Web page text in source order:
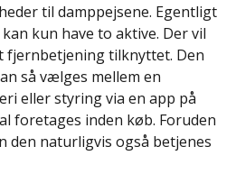
til damppejsene. Egentligt
kun have to aktive. Der vil
tilknyttet. Den
så vælges mellem en
eller styring via en app på
foretages inden køb. Foruden
den naturligvis også betjenes